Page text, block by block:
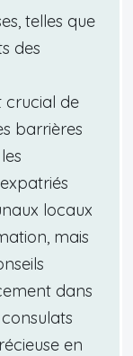
telles que
des
crucial de
barrières
locaux
mais
dans
en